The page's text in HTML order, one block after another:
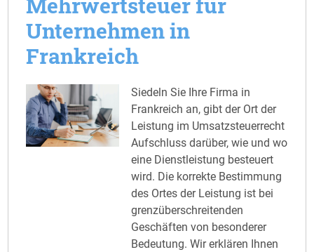
Unternehmen in
Frankreich
Siedeln Sie Ihre Firma in
Frankreich an, gibt der Ort der
Leistung im Umsatzsteuerrecht
Aufschluss darüber, wie und wo
eine Dienstleistung besteuert
wird. Die korrekte Bestimmung
des Ortes der Leistung ist bei
grenzüberschreitenden
Geschäften von besonderer
Bedeutung. Wir erklären Ihnen